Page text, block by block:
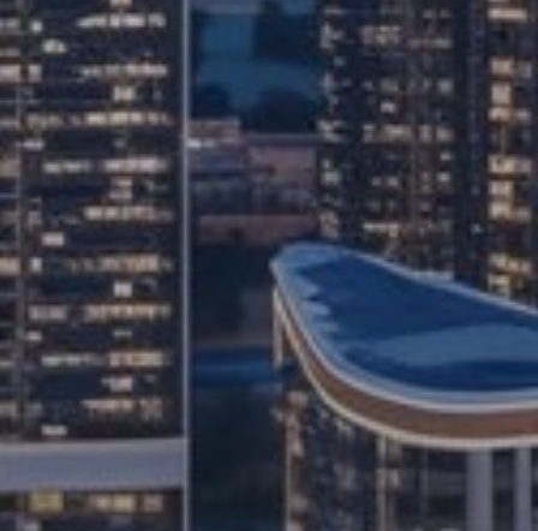
Купить
Аренда
Продажа
Новостройки
AX Journal
Каталоги